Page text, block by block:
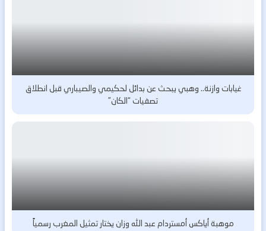
غيابات وازنة.. وهبي يبحث عن بدائل لحكيمي والصيباري قبل انطلاق
تصفيات “الكان”
موهبة أياكس أمستردام عبد الله وزان يختار تمثيل المغرب رسمياً